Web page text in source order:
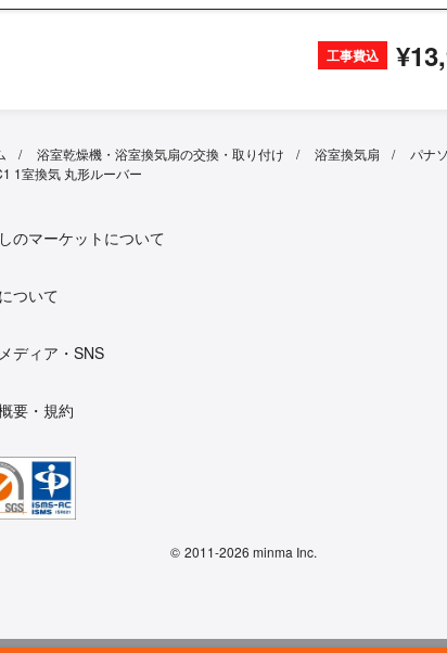
工事費込
浴室乾燥機・浴室換気扇の交換・取り付け 浴室換気扇
パナ
1室換気 丸形ルーバー
のマーケットについて
ついて
ディア・SNS
要・規約
© 2011-2026 minma Inc.